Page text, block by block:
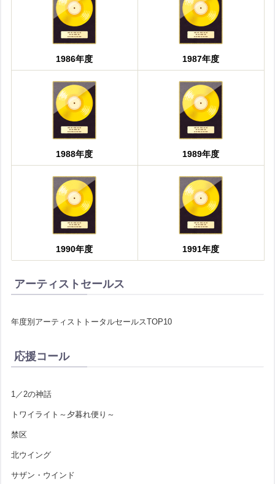
1986年度 1987年度
1988年度 1989年度
1990年度 1991年度
アーティストセールス
年度別アーティストトータルセールスTOP10
応援コール
1／2の神話
トワイライト～夕暮れ便り～
禁区
北ウイング
サザン・ウインド